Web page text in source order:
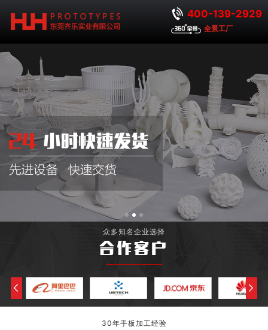
400-139-2929
全景工厂
众多知名企业选择
合作客户
30年手板加工经验